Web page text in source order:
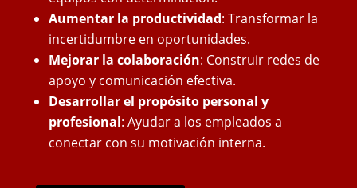
Aumentar la productividad: Transformar la
incertidumbre en oportunidades.
Mejorar la colaboración: Construir redes de
apoyo y comunicación efectiva.
Desarrollar el propósito personal y
profesional: Ayudar a los empleados a
conectar con su motivación interna.